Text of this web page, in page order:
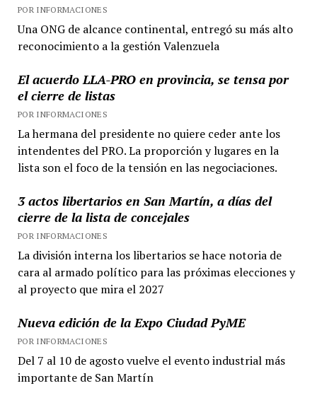
POR INFORMACIONES
Una ONG de alcance continental, entregó su más alto
reconocimiento a la gestión Valenzuela
El acuerdo LLA-PRO en provincia, se tensa por
el cierre de listas
POR INFORMACIONES
La hermana del presidente no quiere ceder ante los
intendentes del PRO. La proporción y lugares en la
lista son el foco de la tensión en las negociaciones.
3 actos libertarios en San Martín, a días del
cierre de la lista de concejales
POR INFORMACIONES
La división interna los libertarios se hace notoria de
cara al armado político para las próximas elecciones y
al proyecto que mira el 2027
Nueva edición de la Expo Ciudad PyME
POR INFORMACIONES
Del 7 al 10 de agosto vuelve el evento industrial más
importante de San Martín